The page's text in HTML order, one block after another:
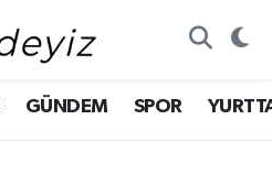
GÜNDEM SPOR